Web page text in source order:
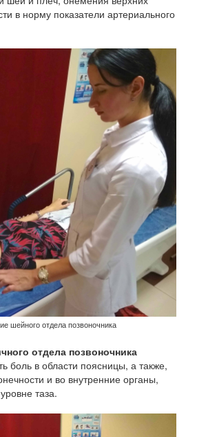
в норму показатели артериального
шейного отдела позвоночника
отдела позвоночника
боль в области поясницы, а также,
и во внутренние органы,
таза.